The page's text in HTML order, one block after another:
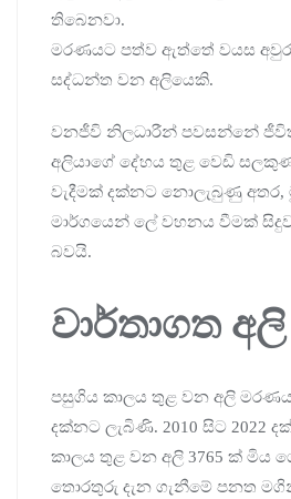
තිබෙනවා.
මරණයට පත්ව ඇත්තේ වයස
සද්ධන්ත වන අලියෙකි.
වනජීවි නිලධාරීන් පවසන්නේ
අලියාගේ දේහය තුළ වෙඩි
වැදීමක් දක්නට නොලැබුණු අතර,
මාර්ගයෙන් ලේ වහනය වීමක්
බවයි.
වාර්තාගත
පසුගිය කාලය තුළ වන අලි
දක්නට ලැබිණි. 2010 සිට 2022
කාලය තුළ වන අලි 3765 ක් මිය
තොරතුරු දැන ගැනීමේ පනත